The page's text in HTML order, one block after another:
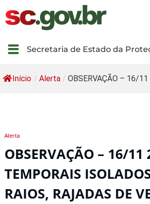
Secretaria de Estado da
Início / Alerta / OBSERVAÇÃO – 16/11
Alerta
OBSERVAÇÃO – 16/11
TEMPORAIS
RAIOS, RAJADAS DE